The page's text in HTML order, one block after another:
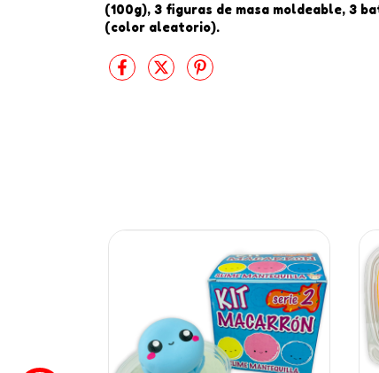
(100g), 3 figuras de masa moldeable, 3
(color aleatorio).